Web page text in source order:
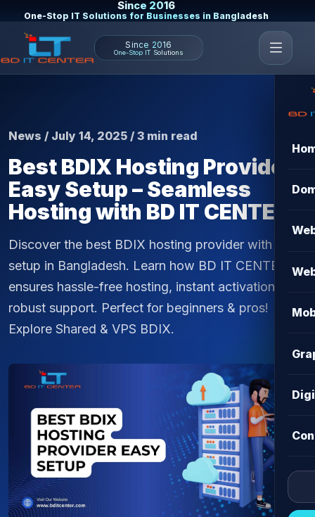
Since 2016
One-Stop IT Solutions for Businesses in Bangladesh
Since 2016
One-Stop IT Solutions
News / July 14, 2025 / 3 min read
Best BDIX Hosting Provider
Easy Setup – Seamless
Hosting with BD IT CENTER
Discover the best BDIX hosting provider with easy
setup in Bangladesh. Learn how BD IT CENTER
ensures hassle-free hosting, instant activation, and
robust support. Perfect for beginners & pros!
Explore Shared & VPS BDIX.